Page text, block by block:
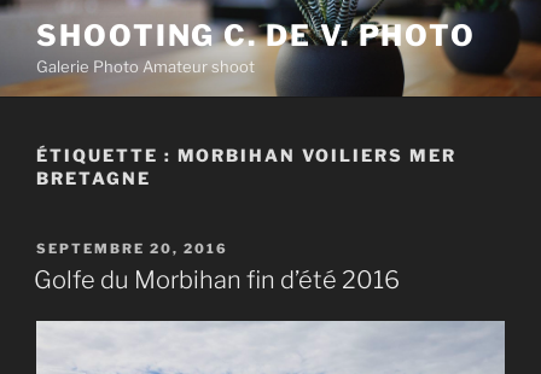
Aller
contenu
principal
SHOOTING C. DE V. PHOTO
Galerie Photo Amateur shoot
ÉTIQUETTE : MORBIHAN VOILIERS MER
BRETAGNE
PUBLIÉ
LE
SEPTEMBRE 20, 2016
Golfe du Morbihan fin d’été 2016